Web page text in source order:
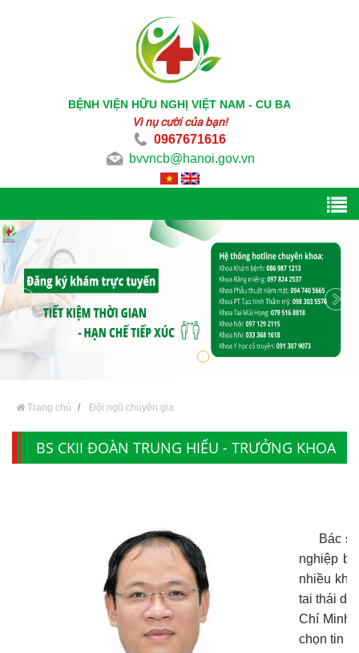
BỆNH VIỆN HỮU NGHỊ VIỆT NAM - CU BA
Vì nụ cười của bạn!
0967671616
bvvncb@hanoi.gov.vn
Trang chủ Đội ngũ chuyên gia
BS CKII ĐOÀN TRUNG HIẾU - TRƯỞNG KHOA
Bác sĩ
nghiệp
nhiều
tai thái
Chí Minh.
chọn tin